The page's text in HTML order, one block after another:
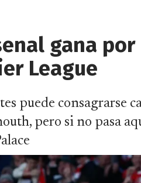
gana
League
puede consagrarse
pero si no pasa